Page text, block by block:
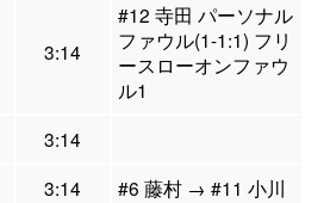
3:14
#12 寺田 パーソナル
ファウル(1-1:1) フリ
ースローオンファウ
ル1
3:14
3:14
#6 藤村 → #11 小川